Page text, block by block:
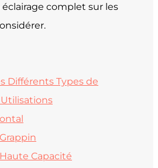
complet sur les
Différents Types de
Capacité